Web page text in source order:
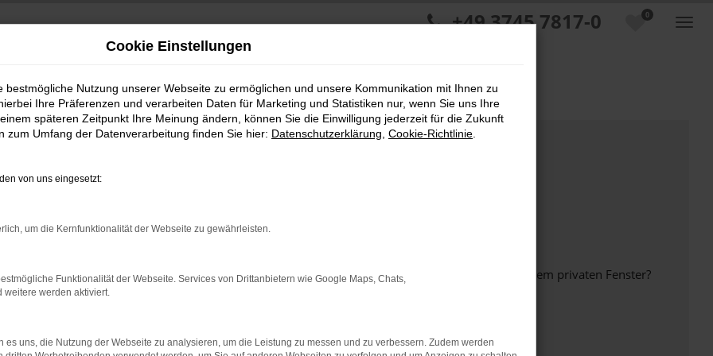
0
+49 3745 7817-0
bestimmter Seiten verhindern. Funktioniert die Seite in einem anderen Browser oder in einem privaten Fenster?
auf dem neuesten Stand sind.
Cookie Einstellungen
bestmögliche Nutzung unserer Webseite zu ermöglichen und unsere Kommunikation mit Ihnen zu
Ihre Präferenzen und verarbeiten Daten für Marketing und Statistiken nur, wenn Sie uns Ihre
späteren Zeitpunkt Ihre Meinung ändern, können Sie die Einwilligung jederzeit für die Zukunft
zum Umfang der Datenverarbeitung finden Sie hier: Datenschutzerklärung Cookie-Richtlinie
von uns eingesetzt:
um die Kernfunktionalität der Webseite zu gewährleisten.
Funktionalität der Webseite. Services von Drittanbietern wie Google Maps, Chats,
weitere werden aktiviert.
es uns, die Nutzung der Webseite zu analysieren, um die Leistung zu messen und zu verbessern. Zudem werden